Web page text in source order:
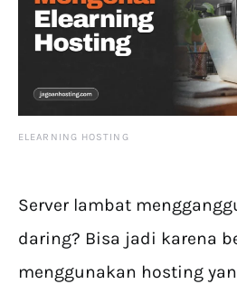
ELEARNING HOSTING
Server lambat
daring? Bisa jadi karena
menggunakan hosting